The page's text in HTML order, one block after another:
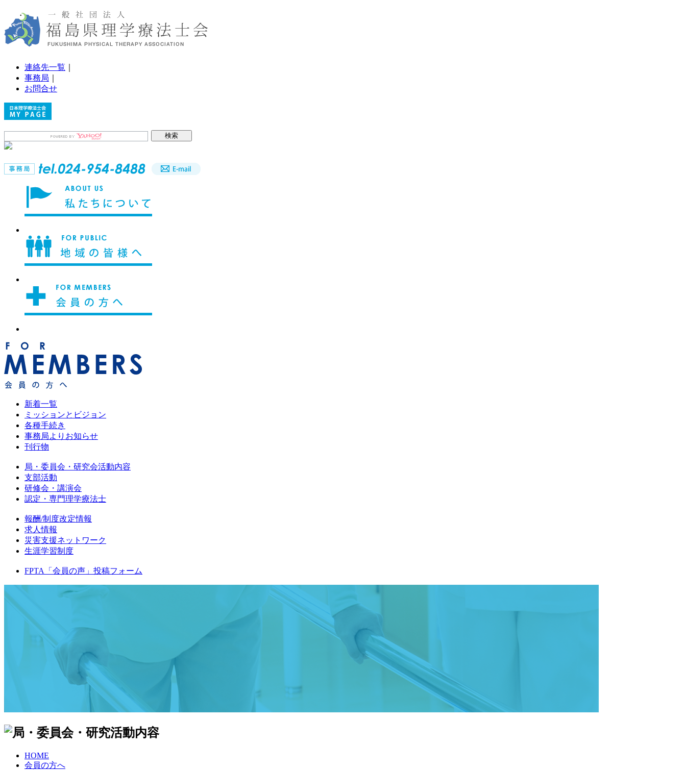
連絡先一覧
事務局
お問合せ
新着一覧
ミッションとビジョン
各種手続き
事務局よりお知らせ
刊行物
局・委員会・研究会活動内容
支部活動
研修会・講演会
認定・専門理学療法士
報酬/制度改定情報
求人情報
災害支援ネットワーク
生涯学習制度
FPTA「会員の声」投稿フォーム
HOME
会員の方へ